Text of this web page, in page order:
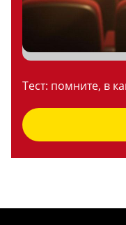
Тест: помните, в